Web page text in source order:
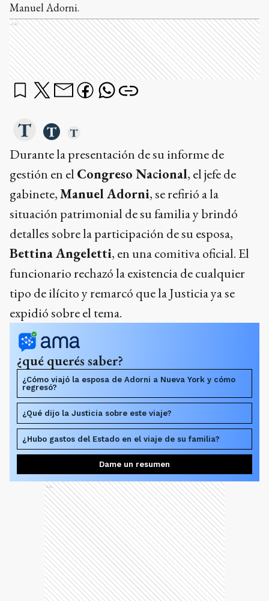
Manuel Adorni.
Ads
Durante la presentación de su informe de
gestión en el Congreso Nacional, el jefe de
gabinete,Manuel Adorni, se refirió a la
situación patrimonial de su familia y brindó
detalles sobre la participación de su esposa,
Bettina Angeletti, en una comitiva oficial. El
funcionario rechazó la existencia de cualquier
tipo de ilícito y remarcó que la Justicia ya se
expidió sobre el tema.
¿qué querés saber?
¿Cómo viajó la esposa de Adorni a Nueva York y cómo
regresó?
¿Qué dijo la Justicia sobre este viaje?
¿Hubo gastos del Estado en el viaje de su familia?
Dame un resumen
Ads